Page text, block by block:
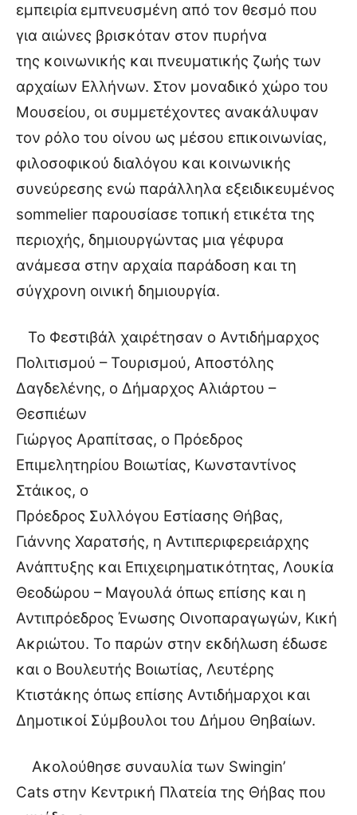
εμπειρία εμπνευσμένη από τον θεσμό που
για αιώνες βρισκόταν στον πυρήνα
της κοινωνικής και πνευματικής ζωής των
αρχαίων Ελλήνων. Στον μοναδικό χώρο του
Μουσείου, οι συμμετέχοντες ανακάλυψαν
τον ρόλο του οίνου ως μέσου επικοινωνίας,
φιλοσοφικού διαλόγου και κοινωνικής
συνεύρεσης ενώ παράλληλα εξειδικευμένος
sommelier παρουσίασε τοπική ετικέτα της
περιοχής, δημιουργώντας μια γέφυρα
ανάμεσα στην αρχαία παράδοση και τη
σύγχρονη οινική δημιουργία.
Το Φεστιβάλ χαιρέτησαν ο Αντιδήμαρχος
Πολιτισμού – Τουρισμού, Αποστόλης
Δαγδελένης, ο Δήμαρχος Αλιάρτου –
Θεσπιέων
Γιώργος Αραπίτσας, ο Πρόεδρος
Επιμελητηρίου Βοιωτίας, Κωνσταντίνος
Στάικος, ο
Πρόεδρος Συλλόγου Εστίασης Θήβας,
Γιάννης Χαρατσής, η Αντιπεριφερειάρχης
Ανάπτυξης και Επιχειρηματικότητας, Λουκία
Θεοδώρου – Μαγουλά όπως επίσης και η
Αντιπρόεδρος Ένωσης Οινοπαραγωγών, Κική
Ακριώτου. Το παρών στην εκδήλωση έδωσε
και ο Βουλευτής Βοιωτίας, Λευτέρης
Κτιστάκης όπως επίσης Αντιδήμαρχοι και
Δημοτικοί Σύμβουλοι του Δήμου Θηβαίων.
Ακολούθησε συναυλία των Swingin’
Cats στην Κεντρική Πλατεία της Θήβας που